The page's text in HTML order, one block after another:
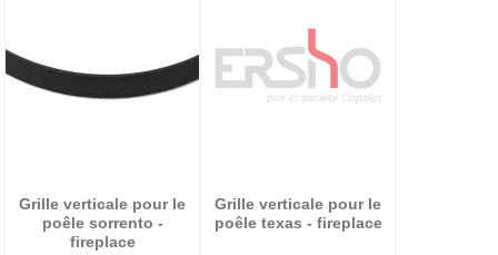
Grille verticale pour le
poêle sorrento -
fireplace
Grille verticale pour le
poêle texas - fireplace